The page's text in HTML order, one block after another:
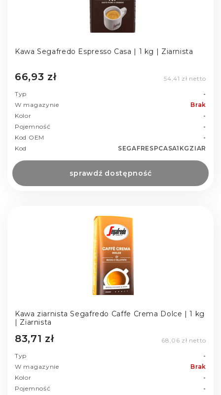
Kawa Segafredo Espresso Casa | 1 kg | Ziarnista
66,93 zł 54,41 zł netto
Typ
-
W magazynie
Brak
Kolor
-
Pojemność
-
Kod OEM
-
Kod
SEGAFRESPCASA1KGZIAR
sprawdź dostępność
Kawa ziarnista Segafredo Caffe Crema Dolce | 1 kg
| Ziarnista
83,71 zł 68,06 zł netto
Typ
-
W magazynie
Brak
Kolor
-
Pojemność
-